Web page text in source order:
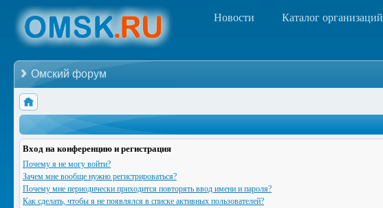
Новости Каталог организаций
Омский форум
Вход на конференцию и регистрация
Почему я не могу войти?
Зачем мне вообще нужно регистрироваться?
Почему мне периодически приходится повторять ввод имени и пароля?
Как сделать, чтобы я не появлялся в списке активных пользователей?